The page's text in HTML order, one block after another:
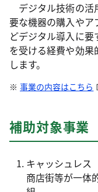
デジタル技術の活
要な機器の購入やア
どデジタル導入に
を受ける経費や効
します。
事業の内容はこちら
補助対象事業
キャッシュレス
商店街等が一体